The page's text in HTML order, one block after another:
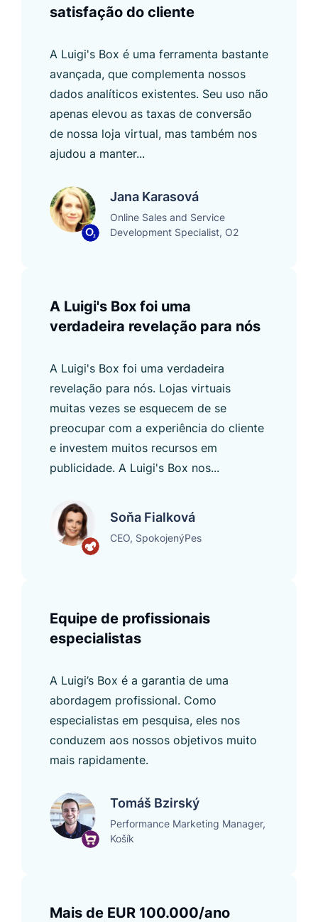
satisfação do cliente
A Luigi's Box é uma ferramenta bastante
avançada, que complementa nossos
dados analíticos existentes. Seu uso não
apenas elevou as taxas de conversão
de nossa loja virtual, mas também nos
ajudou a manter...
Jana Karasová
Online Sales and Service
Development Specialist, O2
A Luigi's Box foi uma
verdadeira revelação para nós
A Luigi's Box foi uma verdadeira
revelação para nós. Lojas virtuais
muitas vezes se esquecem de se
preocupar com a experiência do cliente
e investem muitos recursos em
publicidade. A Luigi's Box nos...
Soňa Fialková
CEO, SpokojenýPes
Equipe de profissionais
especialistas
A Luigi’s Box é a garantia de uma
abordagem profissional. Como
especialistas em pesquisa, eles nos
conduzem aos nossos objetivos muito
mais rapidamente.
Tomáš Bzirský
Performance Marketing Manager,
Košík
Mais de EUR 100.000/ano